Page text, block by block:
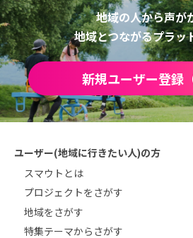
地域の人から声が
地域とつながるプラッ
新規ユーザー登録
ユーザー(地域に行きたい人)の方
スマウトとは
プロジェクトをさがす
地域をさがす
特集テーマからさがす